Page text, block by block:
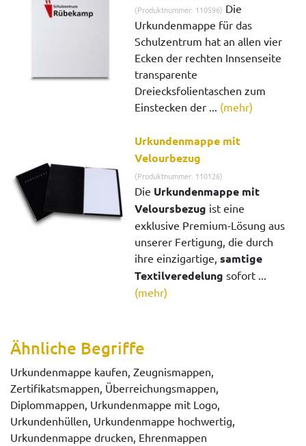
(Produktnummer: 110596) Die
Urkundenmappe für das
Schulzentrum hat an allen vier
Ecken der rechten Innsenseite
transparente
Dreiecksfolientaschen zum
Einstecken der ... (mehr)
Urkundenmappe mit
Velourbezug
(Produktnummer: 110126)
Die Urkundenmappe mit
Veloursbezug ist eine
exklusive Premium-Lösung aus
unserer Fertigung, die durch
ihre einzigartige,samtige
Textilveredelung sofort ...
(mehr)
Ähnliche Begriffe
Urkundenmappe kaufen, Zeugnismappen,
Zertifikatsmappen, Überreichungsmappen,
Diplommappen, Urkundenmappe mit Logo,
Urkundenhüllen, Urkundenmappe hochwertig,
Urkundenmappe drucken, Ehrenmappen